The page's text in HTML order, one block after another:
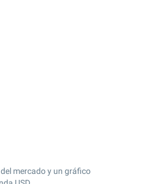
mercado y un gráfico